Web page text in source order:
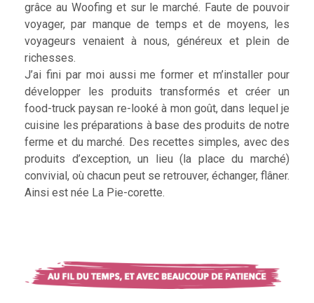
grâce au Woofing et sur le marché. Faute de pouvoir
voyager, par manque de temps et de moyens, les
voyageurs venaient à nous, généreux et plein de
richesses.
J’ai fini par moi aussi me former et m’installer pour
développer les produits transformés et créer un
food-truck paysan re-looké à mon goût, dans lequel je
cuisine les préparations à base des produits de notre
ferme et du marché. Des recettes simples, avec des
produits d’exception, un lieu (la place du marché)
convivial, où chacun peut se retrouver, échanger, flâner.
Ainsi est née La Pie-corette.